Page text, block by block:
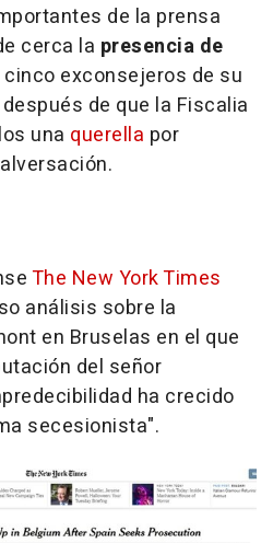
de la prensa
cerca la presencia de
cinco exconsejeros de su
después de que la Fiscalia
una querella por
The New York Times
análisis sobre la
en Bruselas en el que
del señor
ha crecido
secesionista".